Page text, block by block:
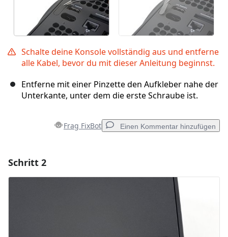
Schalte deine Konsole vollständig aus und entferne
alle Kabel, bevor du mit dieser Anleitung beginnst.
Entferne mit einer Pinzette den Aufkleber nahe der
Unterkante, unter dem die erste Schraube ist.
Frag FixBot Einen Kommentar hinzufügen
Kommentieren
Schritt 2